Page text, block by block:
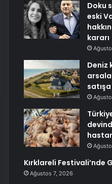
Doku
eski
kararı
Deniz
Kırklareli Festivali’nde
Ağustos 7, 2026